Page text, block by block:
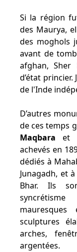
Si la région
des Maurya,
des moghols
avant de
afghan,
d’état
de l'Inde
D’autres
de ces temps
Maqbara et
achevés en
dédiés à
Junagadh, et
Bhar. Ils
sculptures
arches,
argentées.